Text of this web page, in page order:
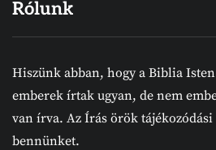
Rólunk
Hiszünk abban, hogy a Biblia
emberek írtak ugyan, de nem
van írva. Az Írás örök
bennünket.